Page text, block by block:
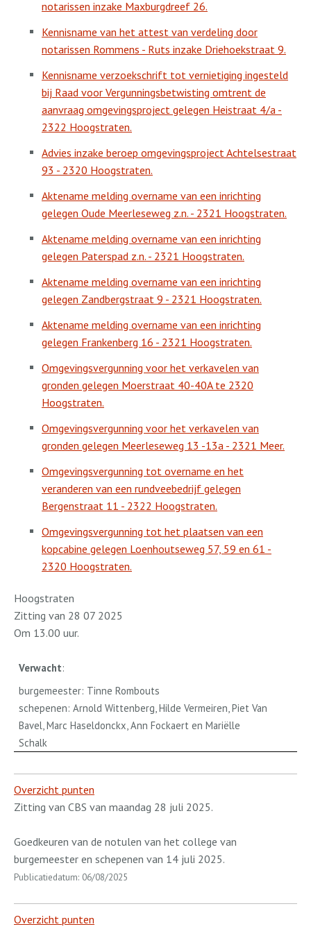
notarissen inzake Maxburgdreef 26.
Kennisname van het attest van verdeling door
notarissen Rommens - Ruts inzake Driehoekstraat 9.
Kennisname verzoekschrift tot vernietiging ingesteld
bij Raad voor Vergunningsbetwisting omtrent de
aanvraag omgevingsproject gelegen Heistraat 4/a -
2322 Hoogstraten.
Advies inzake beroep omgevingsproject Achtelsestraat
93 - 2320 Hoogstraten.
Aktename melding overname van een inrichting
gelegen Oude Meerleseweg z.n. - 2321 Hoogstraten.
Aktename melding overname van een inrichting
gelegen Paterspad z.n. - 2321 Hoogstraten.
Aktename melding overname van een inrichting
gelegen Zandbergstraat 9 - 2321 Hoogstraten.
Aktename melding overname van een inrichting
gelegen Frankenberg 16 - 2321 Hoogstraten.
Omgevingsvergunning voor het verkavelen van
gronden gelegen Moerstraat 40-40A te 2320
Hoogstraten.
Omgevingsvergunning voor het verkavelen van
gronden gelegen Meerleseweg 13 -13a - 2321 Meer.
Omgevingsvergunning tot overname en het
veranderen van een rundveebedrijf gelegen
Bergenstraat 11 - 2322 Hoogstraten.
Omgevingsvergunning tot het plaatsen van een
kopcabine gelegen Loenhoutseweg 57, 59 en 61 -
2320 Hoogstraten.
Hoogstraten
Zitting van 28 07 2025
Om 13.00 uur.
Verwacht:
burgemeester: Tinne Rombouts
schepenen: Arnold Wittenberg, Hilde Vermeiren, Piet Van
Bavel, Marc Haseldonckx, Ann Fockaert en Mariëlle
Schalk
Overzicht punten
Zitting van CBS van maandag 28 juli 2025.
Goedkeuren van de notulen van het college van
burgemeester en schepenen van 14 juli 2025.
Publicatiedatum: 06/08/2025
Overzicht punten